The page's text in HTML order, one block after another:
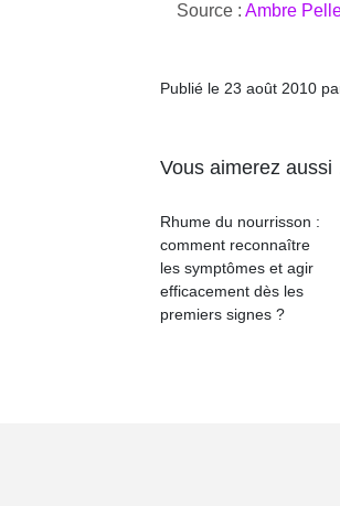
Source : Ambre
Publié le 23 août 2010
Vous aimerez
Rhume du nourrisson :
comment reconnaître
les symptômes et agir
efficacement dès les
premiers signes ?